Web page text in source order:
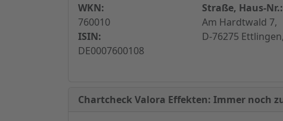
WKN:
760010
ISIN:
DE0007600108
Straße, Haus-Nr.:
Am Hardtwald 7,
D-76275
Chartcheck Valora Effekten: Immer noch